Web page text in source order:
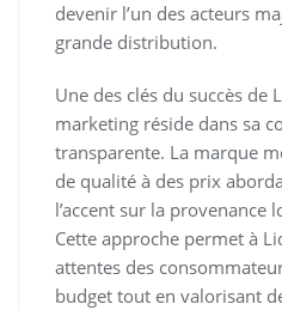
devenir l’un des acteurs
grande distribution.
Une des clés du succès de
marketing réside dans sa
transparente. La marque
de qualité à des prix
l’accent sur la provenance
Cette approche permet à
attentes des
budget tout en valorisant